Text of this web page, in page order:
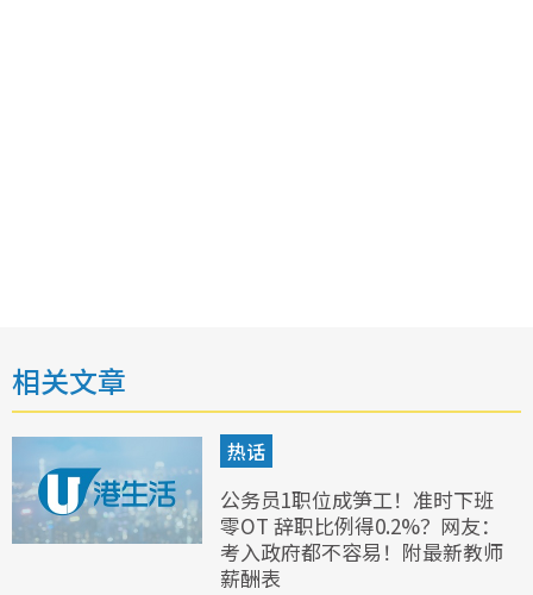
相关文章
热话
公务员1职位成笋工！准时下班
零OT 辞职比例得0.2%？网友：
考入政府都不容易！附最新教师
薪酬表